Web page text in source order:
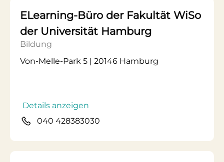
ELearning-Büro der Fakultät WiSo
der Universität Hamburg
Bildung
Von-Melle-Park 5 | 20146 Hamburg
Details anzeigen
040 428383030